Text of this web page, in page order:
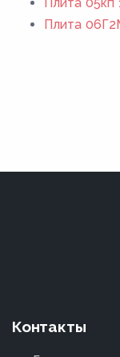
Плита
Контакты